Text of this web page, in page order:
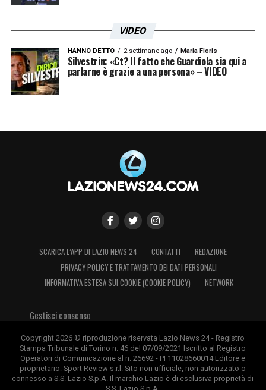
VIDEO
HANNO DETTO 2 settimane ago Maria Floris
Silvestrin: «Ct? Il fatto che Guardiola sia qui a
parlarne è grazie a una persona» – VIDEO
SCARICA L’APP DI LAZIO NEWS 24 CONTATTI
REDAZIONE
PRIVACY POLICY E TRATTAMENTO DEI DATI PERSONALI
INFORMATIVA ESTESA SUI COOKIE (COOKIE POLICY)
NETWORK
Gestisci consenso
Copyright 2026 © riproduzione riservata Lazio News 24 - Registro
Stampa Tribunale di Torino n. 46 del 07/09/2021 Iscritto al Registro
Operatori di Comunicazione al n. 26692 - PI 11028660014 Editore e
proprietario: Sport Review s.r.l. Sito non ufficiale, non autorizzato o
connesso a S.S. Lazio S.p.A. Il marchio Lazio è di esclusiva proprietà di